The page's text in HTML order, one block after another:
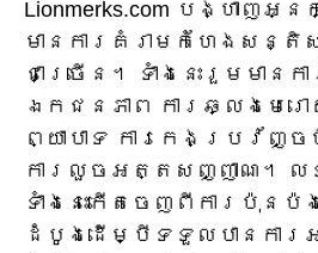
Lionmerks.com បង្ហាញអ្
មានការគំរាមកំហែងសន្
ជាច្រើន។ ទាំងនេះរួមមានក
ឯកជនភាព ការឆ្លងមេរ
ព្យាបាទ ការកេងប្រវ័
ការលួចអត្តសញ្ញាណ។
ទាំងនេះកើតចេញពីការប៉ុន
ដំបូងដើម្បីទទួលបានការ